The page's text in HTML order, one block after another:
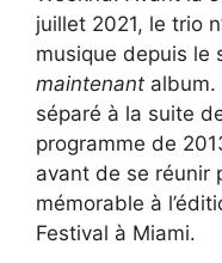
juillet 2021, le trio
musique depuis le
maintenant album.
séparé à la suite
programme de
avant de se réunir
mémorable à
Festival à Miami.